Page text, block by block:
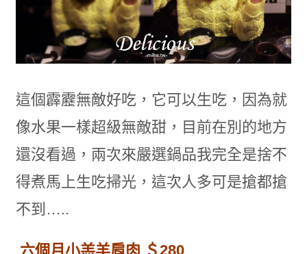
這個霹靂無敵好吃，它可以生吃，因為就
像水果一樣超級無敵甜，目前在別的地方
還沒看過，兩次來嚴選鍋品我完全是捨不
得煮馬上生吃掃光，這次人多可是搶都搶
不到…..
六個月小羔羊肩肉 ＄280